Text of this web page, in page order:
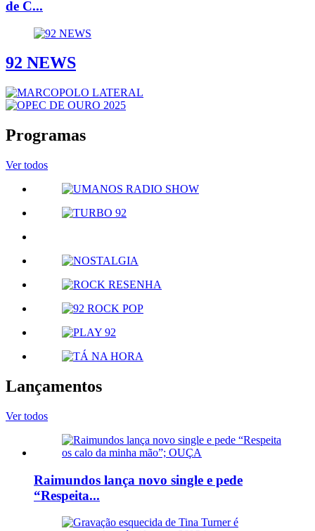
de C...
92 NEWS
Programas
Ver todos
Lançamentos
Ver todos
Raimundos lança novo single e pede
“Respeita...